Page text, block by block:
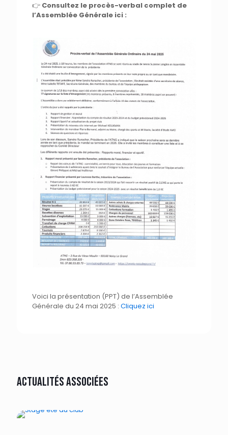
👉 Consultez le procès-verbal complet de
l’Assemblée Générale ici :
Voici la présentation (PPT) de l’Assemblée
Générale du 24 mai 2025 : Cliquez ici
Actualités associées